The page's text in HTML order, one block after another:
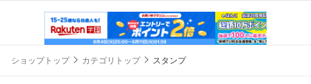
ショップトップ カテゴリトップ スタンプ